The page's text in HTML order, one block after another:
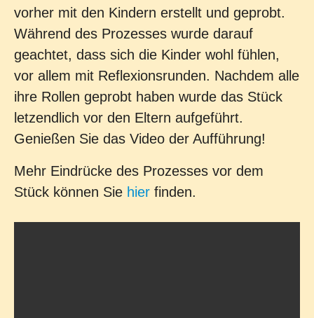
vorher mit den Kindern erstellt und geprobt.
Während des Prozesses wurde darauf
geachtet, dass sich die Kinder wohl fühlen,
vor allem mit Reflexionsrunden. Nachdem alle
ihre Rollen geprobt haben wurde das Stück
letzendlich vor den Eltern aufgeführt.
Genießen Sie das Video der Aufführung!
Mehr Eindrücke des Prozesses vor dem
Stück können Sie hier finden.